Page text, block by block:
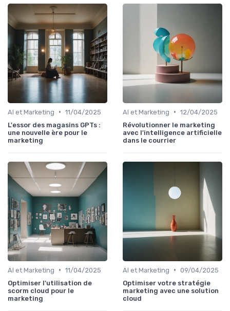
AI et Marketing • 11/04/2025
L'essor des magasins GPTs :
une nouvelle ère pour le
marketing
AI et Marketing • 12/04/2025
Révolutionner le marketing
avec l'intelligence artificielle
dans le courrier
AI et Marketing • 11/04/2025
Optimiser l'utilisation de
scorm cloud pour le
marketing
AI et Marketing • 09/04/2025
Optimiser votre stratégie
marketing avec une solution
cloud